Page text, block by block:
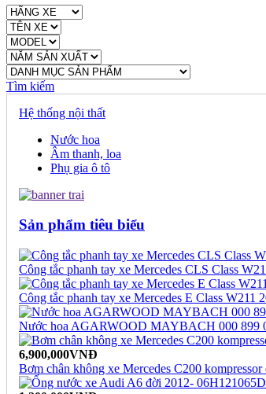
Tìm kiếm
Hệ thống nội thất
Nước hoa
Âm thanh, loa
Phụ gia ô tô
Sản phẩm tiêu biểu
Công tắc phanh tay xe Mercedes CLS Class
Công tắc phanh tay xe Mercedes E Class W211
Nước hoa AGARWOOD MAYBACH 000 899
6,900,000VNĐ
Bơm chân không xe Mercedes C200